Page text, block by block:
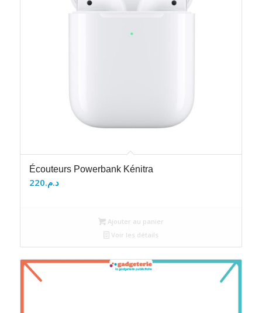
Écouteurs Powerbank Kénitra
د.م.220
Ajouter au panier
Voir les détails